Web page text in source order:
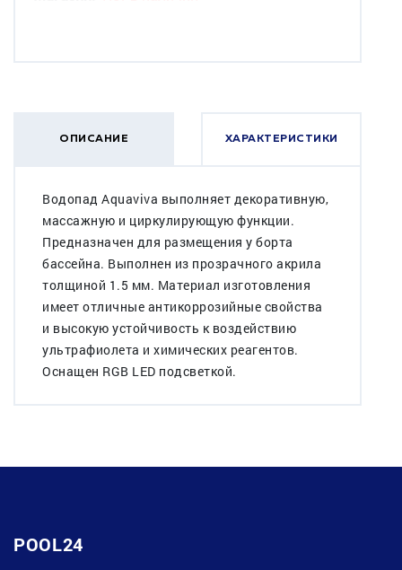
ОПИСАНИЕ ХАРАКТЕРИСТИКИ
Водопад Aquaviva выполняет декоративную,
массажную и циркулирующую функции.
Предназначен для размещения у борта
бассейна. Выполнен из прозрачного акрила
толщиной 1.5 мм. Материал изготовления
имеет отличные антикоррозийные свойства
и высокую устойчивость к воздействию
ультрафиолета и химических реагентов.
Оснащен RGB LED подсветкой.
POOL24